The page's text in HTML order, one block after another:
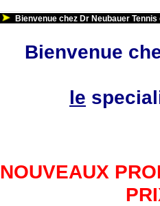
Bienvenue chez Dr Neubauer Tennis
Bienvenue
le
NOUVEAUX